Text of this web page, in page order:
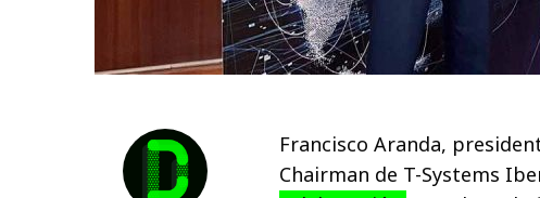
Francisco Aranda,
Chairman de T-Systems